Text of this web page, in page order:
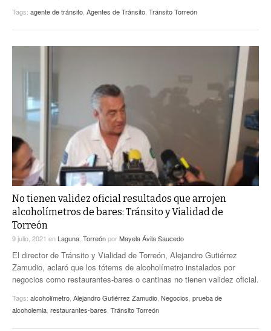
Tags: agente de tránsito, Agentes de Tránsito, Tránsito Torreón
No tienen validez oficial resultados que arrojen
alcoholímetros de bares: Tránsito y Vialidad de
Torreón
9 julio, 2021 en Laguna TorreónporMayela Ávila Saucedo
El director de Tránsito y Vialidad de Torreón, Alejandro Gutiérrez
Zamudio, aclaró que los tótems de alcoholímetro instalados por
negocios como restaurantes-bares o cantinas no tienen validez oficial.
Tags: alcoholímetro Alejandro Gutiérrez Zamudio Negocios prueba de
alcoholemia restaurantes-bares Tránsito Torreón